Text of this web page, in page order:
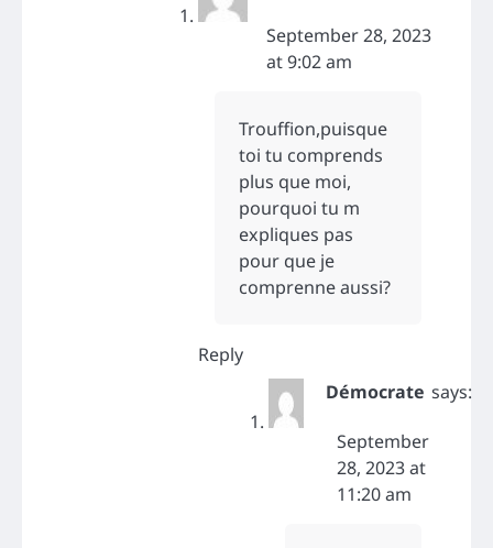
September 28, 2023
at 9:02 am
Trouffion,puisque
toi tu comprends
plus que moi,
pourquoi tu m
expliques pas
pour que je
comprenne aussi?
Reply
Démocrate says:
September
28, 2023 at
11:20 am